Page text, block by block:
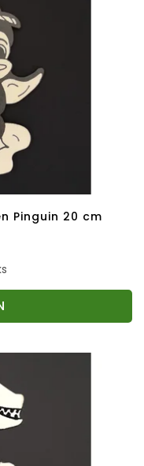
Pinguin 20 cm